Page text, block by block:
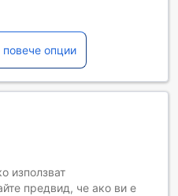
опции
използват
предвид, че ако ви е